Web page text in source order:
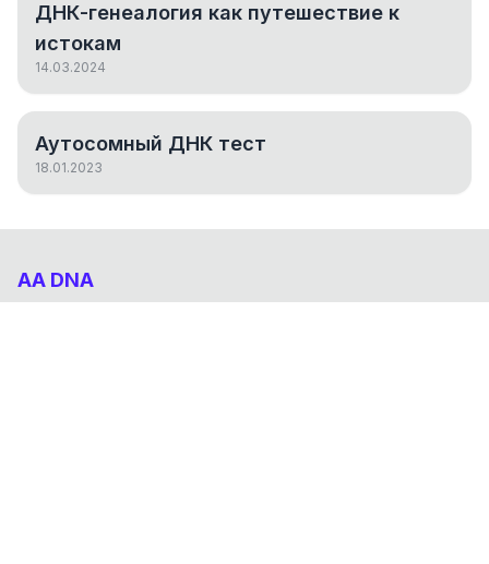
ДНК-генеалогия как путешествие к
истокам
14.03.2024
Аутосомный ДНК тест
18.01.2023
AA DNA